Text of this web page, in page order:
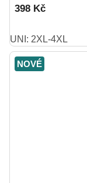
398 Kč
UNI: 2XL-4XL
NOVÉ